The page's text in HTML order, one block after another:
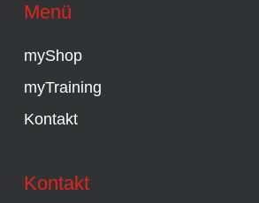
Menü
myShop
myTraining
Kontakt
Kontakt